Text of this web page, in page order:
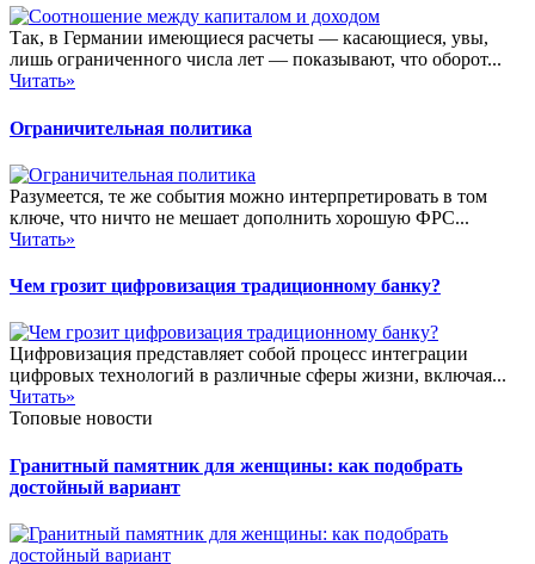
Так, в Германии имеющиеся расчеты — касающиеся, увы,
лишь ограниченного числа лет — показывают, что оборот...
Читать»
Ограничительная политика
Разумеется, те же события можно интерпретировать в том
ключе, что ничто не мешает дополнить хорошую ФРС...
Читать»
Чем грозит цифровизация традиционному банку?
Цифровизация представляет собой процесс интеграции
цифровых технологий в различные сферы жизни, включая...
Читать»
Топовые новости
Гранитный памятник для женщины: как подобрать
достойный вариант